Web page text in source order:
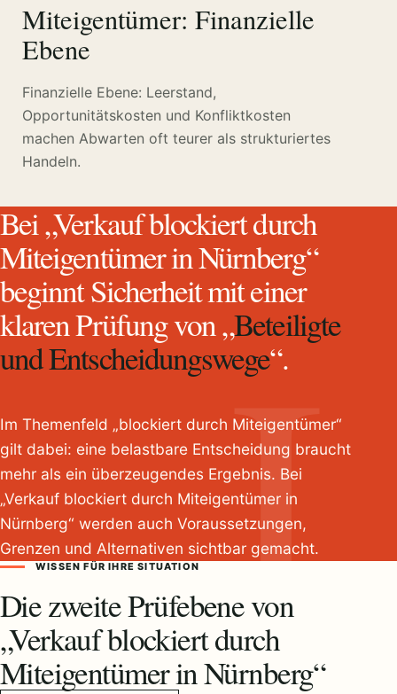
Miteigentümer: Finanzielle
Ebene
Finanzielle Ebene: Leerstand,
Opportunitätskosten und Konfliktkosten
machen Abwarten oft teurer als strukturiertes
Handeln.
Bei „Verkauf blockiert durch
Miteigentümer in Nürnberg“
beginnt Sicherheit mit einer
klaren Prüfung von „Beteiligte
und Entscheidungswege“.
Im Themenfeld „blockiert durch Miteigentümer“
gilt dabei: eine belastbare Entscheidung braucht
mehr als ein überzeugendes Ergebnis. Bei
„Verkauf blockiert durch Miteigentümer in
Nürnberg“ werden auch Voraussetzungen,
Grenzen und Alternativen sichtbar gemacht.
WISSEN FÜR IHRE SITUATION
Die zweite Prüfebene von
„Verkauf blockiert durch
Miteigentümer in Nürnberg“